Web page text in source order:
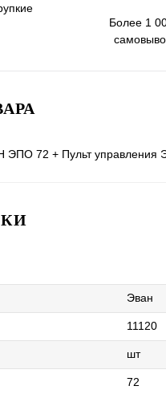
Более 1
ЭПО 72 + Пульт
Эван
11120
шт
72